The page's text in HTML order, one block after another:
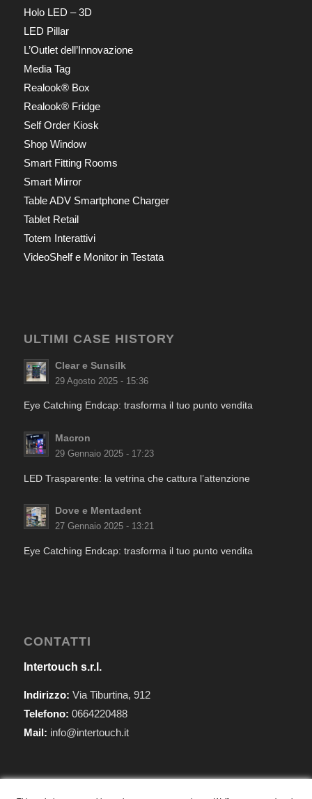
Holo LED – 3D
LED Pillar
L’Outlet dell’Innovazione
Media Tag
Realook® Box
Realook® Fridge
Self Order Kiosk
Shop Window
Smart Fitting Rooms
Smart Mirror
Table ADV Smartphone Charger
Tablet Retail
Totem Interattivi
VideoShelf e Monitor in Testata
ULTIMI CASE HISTORY
Clear e Sunsilk
29 Agosto 2025 - 15:36
Eye Catching Endcap: trasforma il tuo punto vendita
Macron
29 Gennaio 2025 - 17:23
LED Trasparente: la vetrina che cattura l’attenzione
Dove e Mentadent
27 Gennaio 2025 - 13:21
Eye Catching Endcap: trasforma il tuo punto vendita
CONTATTI
Intertouch s.r.l.
Indirizzo: Via Tiburtina, 912
Telefono: 0664220488
Mail: info@intertouch.it